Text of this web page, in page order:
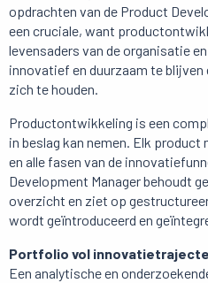
opdrachten van de Product
een cruciale, want
levensaders van de organisatie
innovatief en duurzaam te
zich te houden.
Productontwikkeling is een
in beslag kan nemen. Elk
en alle fasen van de
Development Manager behoudt
overzicht en ziet op
wordt geïntroduceerd en
Portfolio vol
Een analytische en